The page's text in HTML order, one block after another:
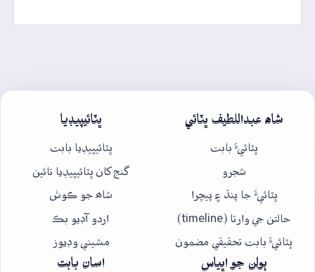
شاھ عبداللطيف ڀٽائي
ڀٽائيءَ بابت
شجرو
ڀٽائيءَ جا پنڌ ۽ پيچرا
حالتن جي وارتا (timeline)
ڀٽائيءَ بابت تحقيقي مضمون
ڀٽائيپيڊيا
ڀٽائيپيڊيا بابت
گنج کان ڀٽائيپيڊيا تائين
شاھ جو ڪوش
اردو آڊيو بڪ
مشيني وڊيوز
ٻولن جو اڀياس اسان بابت